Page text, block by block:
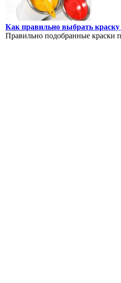
Как правильно выбрать
Правильно подобранные краски